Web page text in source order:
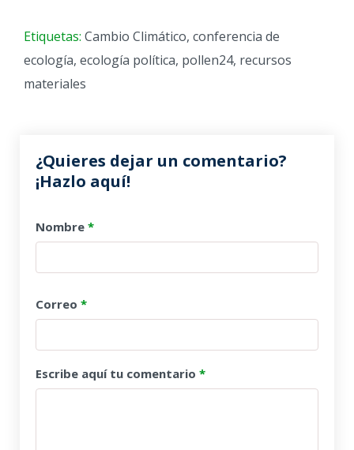
Etiquetas: Cambio Climático, conferencia de
ecología, ecología política, pollen24, recursos
materiales
¿Quieres dejar un comentario?
¡Hazlo aquí!
Nombre *
Correo *
Escribe aquí tu comentario *